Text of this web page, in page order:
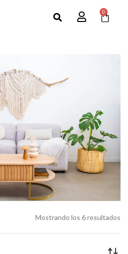
0
Mostrando los 6 resultados